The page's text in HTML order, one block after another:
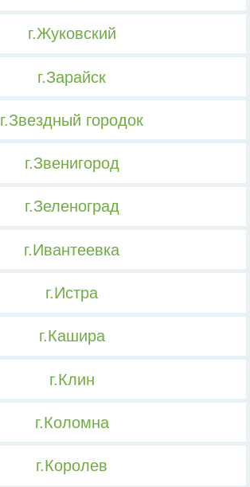
г.Жуковский
г.Зарайск
г.Звездный городок
г.Звенигород
г.Зеленоград
г.Ивантеевка
г.Истра
г.Кашира
г.Клин
г.Коломна
г.Королев